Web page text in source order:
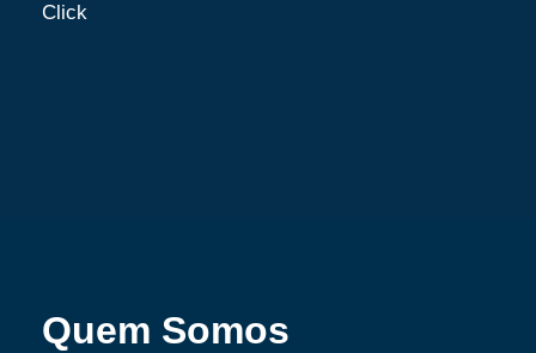
Click
Quem Somos